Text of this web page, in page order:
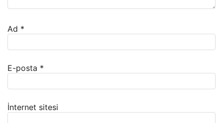
Ad *
E-posta *
İnternet sitesi